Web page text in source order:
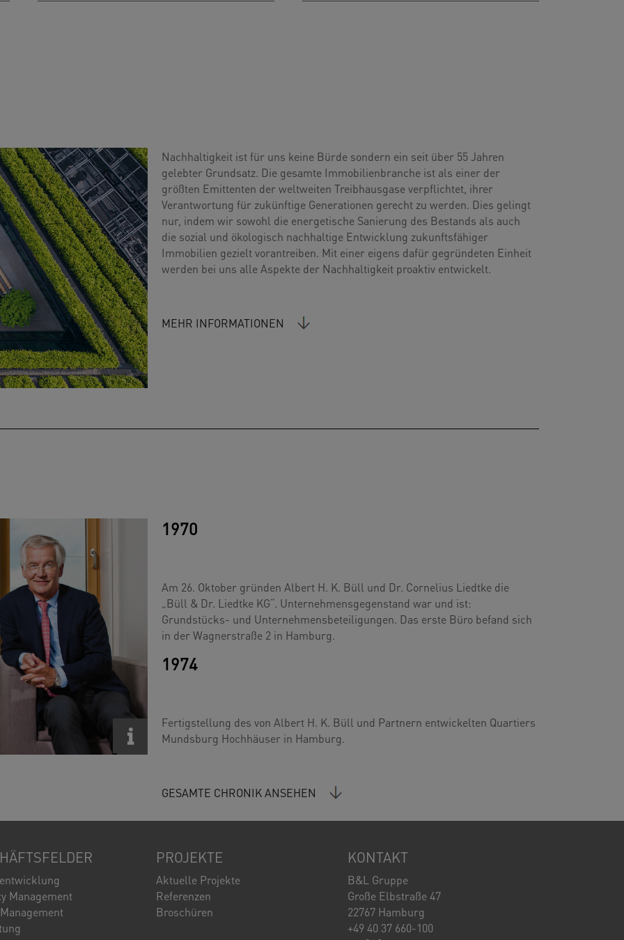
Nachhaltigkeit ist für uns keine Bürde sondern ein seit über 55 Jahren
gelebter Grundsatz. Die gesamte Immobilienbranche ist als einer der
größten Emittenten der weltweiten Treibhausgase verpflichtet, ihrer
Verantwortung für zukünftige Generationen gerecht zu werden. Dies gelingt
nur, indem wir sowohl die energetische Sanierung des Bestands als auch
die sozial und ökologisch nachhaltige Entwicklung zukunftsfähiger
Immobilien gezielt vorantreiben. Mit einer eigens dafür gegründeten Einheit
werden bei uns alle Aspekte der Nachhaltigkeit proaktiv entwickelt.
MEHR INFORMATIONEN
1970
Am 26. Oktober gründen Albert H. K. Büll und Dr. Cornelius Liedtke die
„Büll & Dr. Liedtke KG“. Unternehmensgegenstand war und ist:
Grundstücks- und Unternehmensbeteiligungen. Das erste Büro befand sich
in der Wagnerstraße 2 in Hamburg.
1974
Fertigstellung des von Albert H. K. Büll und Partnern entwickelten Quartiers
Mundsburg Hochhäuser in Hamburg.
GESAMTE CHRONIK ANSEHEN
Management
PROJEKTE
Aktuelle Projekte
Referenzen
Broschüren
KONTAKT
B&L Gruppe
Große Elbstraße 47
22767 Hamburg
+49 40 37 660-100